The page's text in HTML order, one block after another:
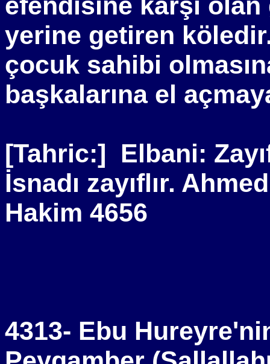
yerine getiren
çocuk sahibi
başkalarına el
[Tahric:] Elbani:
İsnadı zayıflır.
Hakim 4656
4313- Ebu